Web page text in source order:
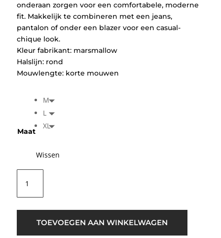
onderaan zorgen voor een comfortabele, moderne
fit. Makkelijk te combineren met een jeans,
pantalon of onder een blazer voor een casual-
chique look.
Kleur fabrikant: marsmallow
Halslijn: rond
Mouwlengte: korte mouwen
Maat
M
L
XL
Wissen
BYPandinna
Delicate
T-
TOEVOEGEN AAN WINKELWAGEN